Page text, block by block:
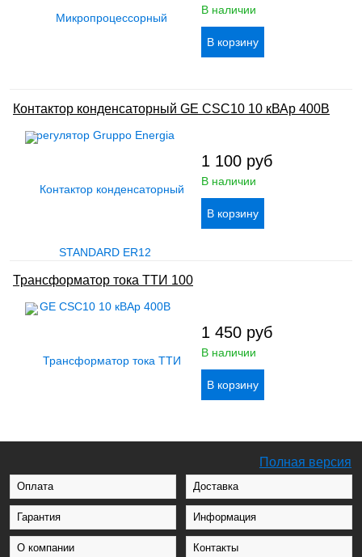
В наличии
Контактор конденсаторный GE CSC10 10 кВАр 400В
1 100 руб
В наличии
Трансформатор тока ТТИ 100
1 450 руб
В наличии
Полная версия
Оплата Доставка
Гарантия Информация
О компании Контакты